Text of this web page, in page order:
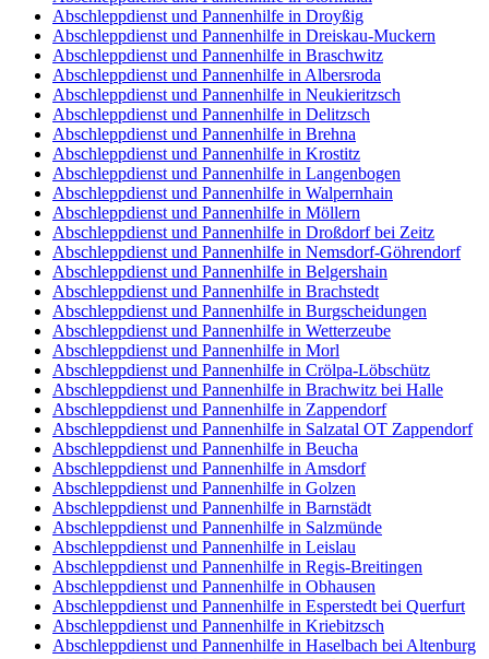
Abschleppdienst und Pannenhilfe in Droyßig
Abschleppdienst und Pannenhilfe in Dreiskau-Muckern
Abschleppdienst und Pannenhilfe in Braschwitz
Abschleppdienst und Pannenhilfe in Albersroda
Abschleppdienst und Pannenhilfe in Neukieritzsch
Abschleppdienst und Pannenhilfe in Delitzsch
Abschleppdienst und Pannenhilfe in Brehna
Abschleppdienst und Pannenhilfe in Krostitz
Abschleppdienst und Pannenhilfe in Langenbogen
Abschleppdienst und Pannenhilfe in Walpernhain
Abschleppdienst und Pannenhilfe in Möllern
Abschleppdienst und Pannenhilfe in Droßdorf bei Zeitz
Abschleppdienst und Pannenhilfe in Nemsdorf-Göhrendorf
Abschleppdienst und Pannenhilfe in Belgershain
Abschleppdienst und Pannenhilfe in Brachstedt
Abschleppdienst und Pannenhilfe in Burgscheidungen
Abschleppdienst und Pannenhilfe in Wetterzeube
Abschleppdienst und Pannenhilfe in Morl
Abschleppdienst und Pannenhilfe in Crölpa-Löbschütz
Abschleppdienst und Pannenhilfe in Brachwitz bei Halle
Abschleppdienst und Pannenhilfe in Zappendorf
Abschleppdienst und Pannenhilfe in Salzatal OT Zappendorf
Abschleppdienst und Pannenhilfe in Beucha
Abschleppdienst und Pannenhilfe in Amsdorf
Abschleppdienst und Pannenhilfe in Golzen
Abschleppdienst und Pannenhilfe in Barnstädt
Abschleppdienst und Pannenhilfe in Salzmünde
Abschleppdienst und Pannenhilfe in Leislau
Abschleppdienst und Pannenhilfe in Regis-Breitingen
Abschleppdienst und Pannenhilfe in Obhausen
Abschleppdienst und Pannenhilfe in Esperstedt bei Querfurt
Abschleppdienst und Pannenhilfe in Kriebitzsch
Abschleppdienst und Pannenhilfe in Haselbach bei Altenburg